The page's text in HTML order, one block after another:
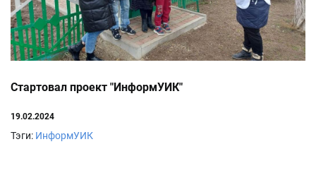
Стартовал проект "ИнформУИК"
19.02.2024
Тэги: ИнформУИК